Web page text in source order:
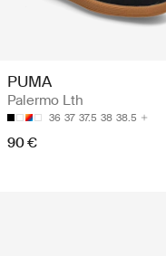
PUMA
Palermo Lth
36 37 37.5 38 38.5
90 €